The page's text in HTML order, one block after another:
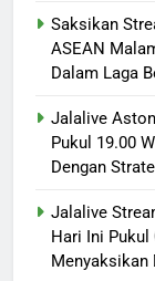
Saksikan
ASEAN
Dalam Laga
Jalalive
Pukul 19.00
Dengan
Jalalive
Hari Ini Pukul
Menyaksikan